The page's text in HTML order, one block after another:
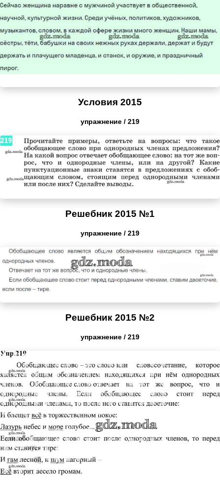
Условия 2015
упражнение / 219
Решебник 2015 №1
упражнение / 219
Решебник 2015 №2
упражнение / 219